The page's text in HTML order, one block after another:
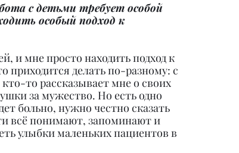
с детьми требует особой
особый подход к
и мне просто находить подход к
приходится делать по-разному: с
то рассказывает мне о своих
за мужество. Но есть одно
больно, нужно честно сказать
всё понимают, запоминают и
улыбки маленьких пациентов в